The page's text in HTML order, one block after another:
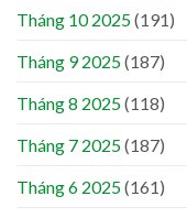
Tháng 10 2025(191)
Tháng 9 2025(187)
Tháng 8 2025(118)
Tháng 7 2025(187)
Tháng 6 2025(161)